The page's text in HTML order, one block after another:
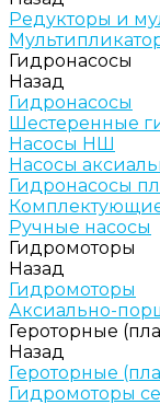
Редукторы и
Гидронасосы
Назад
Гидронасосы
Шестеренные
Насосы НШ
Насосы
Гидронасосы
Ручные насосы
Гидромоторы
Назад
Гидромоторы
Аксиально-
Героторные
Назад
Героторные
Гидромоторы